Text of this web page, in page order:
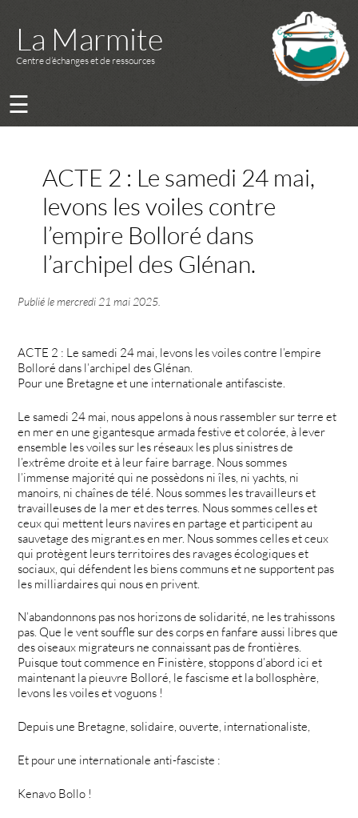
La Marmite
Centre d’échanges et de ressources
☰
ACTE 2 : Le samedi 24 mai,
levons les voiles contre
l’empire Bolloré dans
l’archipel des Glénan.
Publié lemercredi 21 mai 2025
ACTE 2 : Le samedi 24 mai, levons les voiles contre l’empire
Bolloré dans l’archipel des Glénan.
Pour une Bretagne et une internationale antifasciste.
Le samedi 24 mai, nous appelons à nous rassembler sur terre et
en mer en une gigantesque armada festive et colorée, à lever
ensemble les voiles sur les réseaux les plus sinistres de
l’extrême droite et à leur faire barrage. Nous sommes
l’immense majorité qui ne possèdons ni îles, ni yachts, ni
manoirs, ni chaînes de télé. Nous sommes les travailleurs et
travailleuses de la mer et des terres. Nous sommes celles et
ceux qui mettent leurs navires en partage et participent au
sauvetage des migrant.es en mer. Nous sommes celles et ceux
qui protègent leurs territoires des ravages écologiques et
sociaux, qui défendent les biens communs et ne supportent pas
les milliardaires qui nous en privent.
N’abandonnons pas nos horizons de solidarité, ne les trahissons
pas. Que le vent souffle sur des corps en fanfare aussi libres que
des oiseaux migrateurs ne connaissant pas de frontières.
Puisque tout commence en Finistère, stoppons d’abord ici et
maintenant la pieuvre Bolloré, le fascisme et la bollosphère,
levons les voiles et voguons !
Depuis une Bretagne, solidaire, ouverte, internationaliste,
Et pour une internationale anti-fasciste :
Kenavo Bollo !